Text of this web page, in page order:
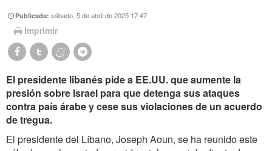
Publicada:sábado, 5 de abril de 2025 17:47
Imprimir
El presidente libanés pide a EE.UU. que aumente la
presión sobre Israel para que detenga sus ataques
contra país árabe y cese sus violaciones de un acuerdo
de tregua.
El presidente del Líbano, Joseph Aoun, se ha reunido este